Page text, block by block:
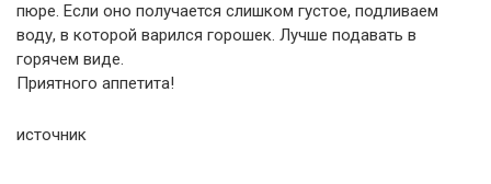
пюре. Если оно получается слишком густое, подливаем
воду, в которой варился горошек. Лучше подавать в
горячем виде.
Приятного аппетита!
источник